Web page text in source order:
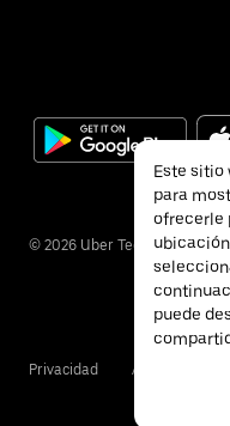
© 2026 Uber Technologies Inc.
Privacidad Accesibilidad
Este sitio
para
ofrecerle
puede